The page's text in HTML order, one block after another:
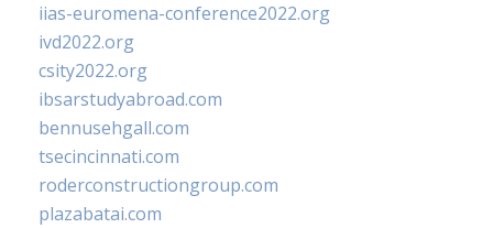
iias-euromena-conference2022.org
ivd2022.org
csity2022.org
ibsarstudyabroad.com
bennusehgall.com
tsecincinnati.com
roderconstructiongroup.com
plazabatai.com